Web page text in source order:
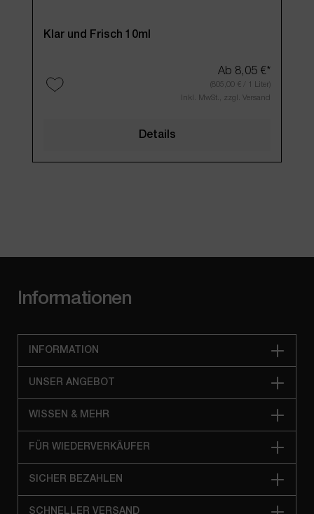
Klar und Frisch 10ml
Ab 8,05 €*
(805,00 € / 1 Liter)
Inkl. MwSt., zzgl. Versand
Details
Informationen
INFORMATION
UNSER ANGEBOT
WISSEN & MEHR
FÜR WIEDERVERKÄUFER
SICHER BEZAHLEN
SCHNELLER VERSAND